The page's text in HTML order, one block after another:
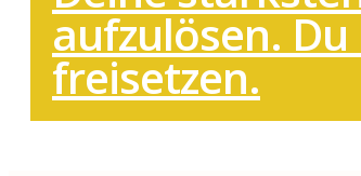
aufzulösen.
freisetzen.